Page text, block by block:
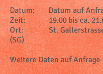
Datum: Datum auf
Zeit: 19.00 bis ca.
Ort: St. Gallerstrasse
(SG)
Weitere Daten auf Anfrage